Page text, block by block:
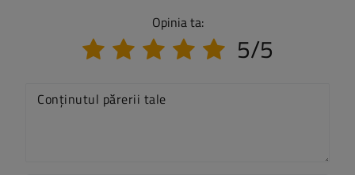
Opinia ta:
5/5
Conținutul părerii tale